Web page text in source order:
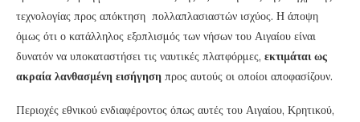
τεχνολογίας προς απόκτηση πολλαπλασιαστών ισχύος. Η άποψη
όμως ότι ο κατάλληλος εξοπλισμός των νήσων του Αιγαίου είναι
δυνατόν να υποκαταστήσει τις ναυτικές πλατφόρμες, εκτιμάται ως
ακραία λανθασμένη εισήγηση προς αυτούς οι οποίοι αποφασίζουν.
Περιοχές εθνικού ενδιαφέροντος όπως αυτές του Αιγαίου, Κρητικού,